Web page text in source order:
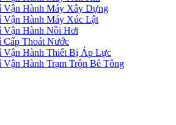
Vận Hành Máy Xây Dựng
Vận Hành Máy Xúc Lật
Vận Hành Nồi Hơi
Cấp Thoát Nước
Vận Hành Thiết Bị Áp Lực
Vận Hành Trạm Trộn Bê Tông